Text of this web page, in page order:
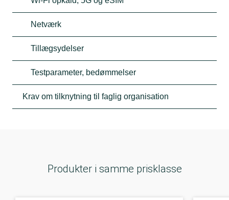
Netværk
Tillægsydelser
Testparameter, bedømmelser
Krav om tilknytning til faglig organisation
Produkter i samme prisklasse